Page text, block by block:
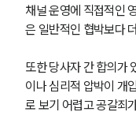
채널 운영에 직접적인
은 일반적인 협박보다
또한 당사자 간 합의가
이나 심리적 압박이 개
로 보기 어렵고 공갈죄